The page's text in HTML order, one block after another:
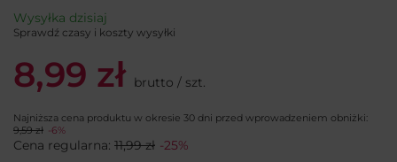
Wysyłka dzisiaj
Sprawdź czasy i koszty wysyłki
8,99 zł brutto / szt.
Najniższa cena produktu w okresie 30 dni przed wprowadzeniem obniżki:
9,59 zł
-6%
Cena regularna: 11,99 zł -25%